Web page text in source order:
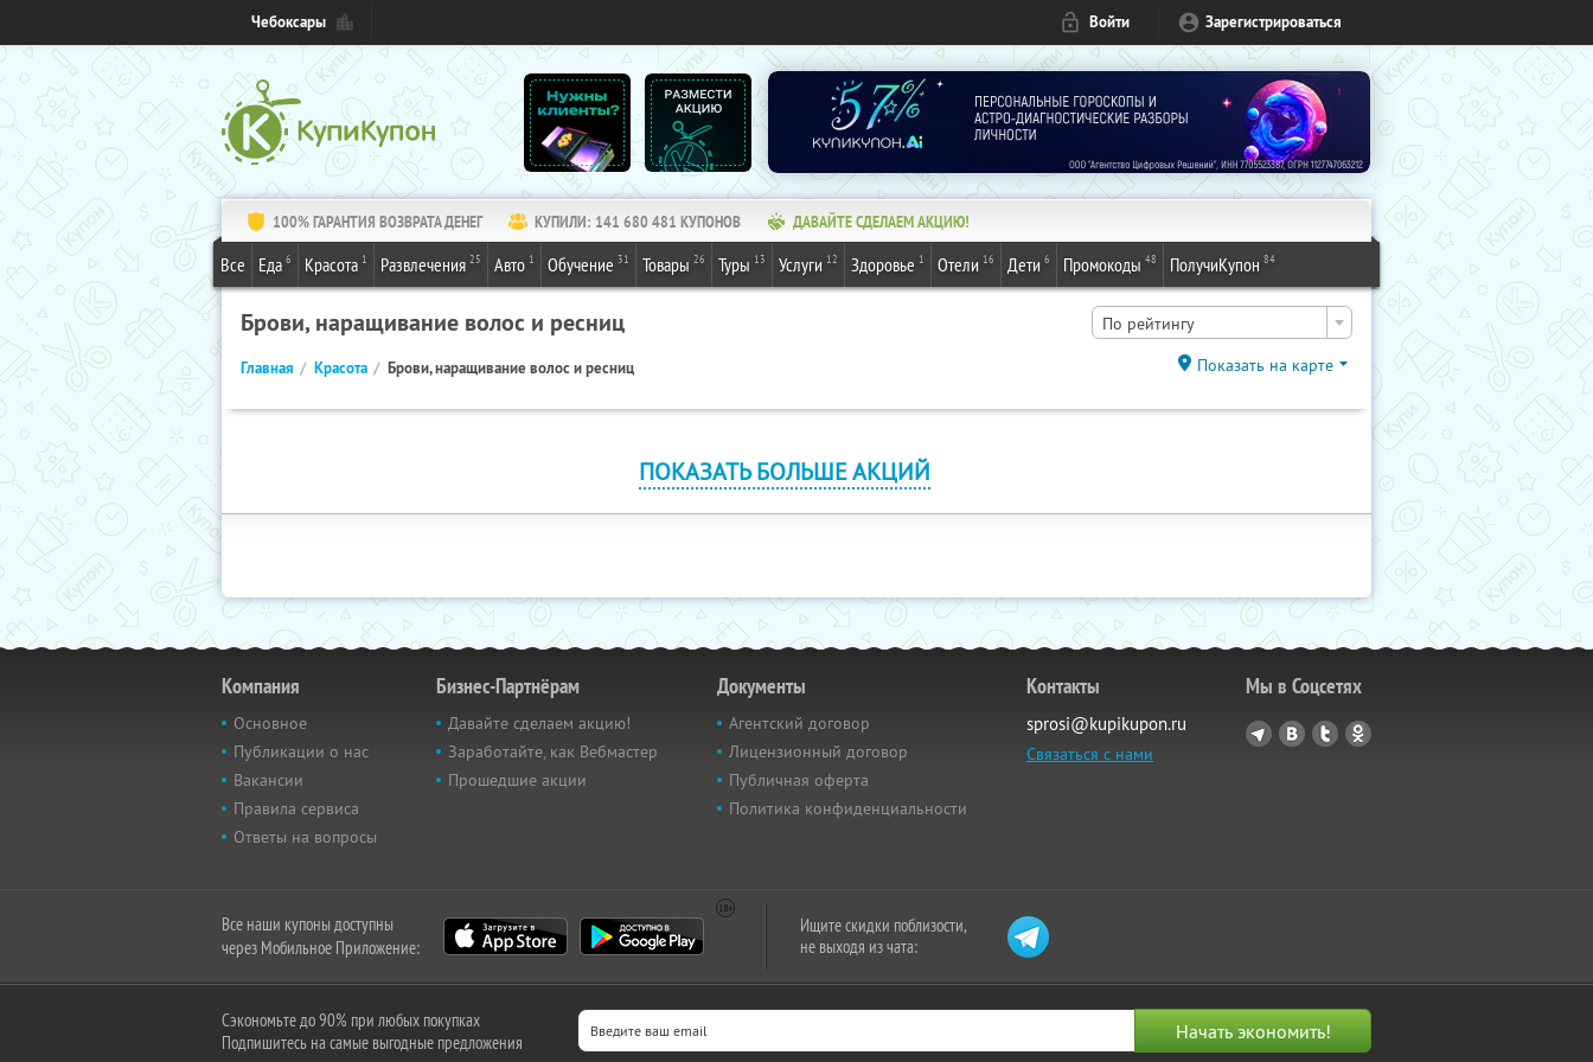
Чебоксары Войти Зарегистрироваться
100% ГАРАНТИЯ ВОЗВРАТА ДЕНЕГ КУПИЛИ: 141 680 481 КУПОНОВ ДАВАЙТЕ СДЕЛАЕМ АКЦИЮ!
Все Еда 6 Красота 1 Развлечения 25 Авто 1 Обучение 31 Товары 26 Туры 13 Услуги 12 Здоровье 1 Отели 16 Дети 6 Промокоды 48 ПолучиКупон 84
Брови, наращивание волос и ресниц По рейтингу
Главная Красота Брови, наращивание волос и ресниц Показать на карте
ПОКАЗАТЬ БОЛЬШЕ АКЦИЙ
Компания
Основное
Публикации о нас
Вакансии
Правила сервиса
Ответы на вопросы
Бизнес-Партнёрам
Давайте сделаем акцию!
Заработайте, как Вебмастер
Прошедшие акции
Документы
Агентский договор
Лицензионный договор
Публичная оферта
Политика конфиденциальности
Контакты
sprosi@kupikupon.ru
Связаться с нами
Мы в Соцсетях
Все наши купоны доступны
через Мобильное Приложение:
Ищите скидки поблизости,
не выходя из чата:
Сэкономьте до 90% при любых покупках
Подпишитесь на самые выгодные предложения